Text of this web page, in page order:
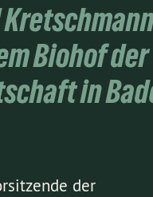
Biohof der
in
der